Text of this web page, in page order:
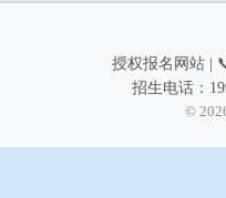
授权报名网站 |
招生电话：
©